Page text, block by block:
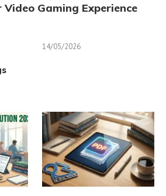
Gaming Experience
14/05/2026